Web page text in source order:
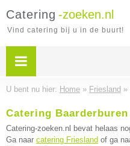
Catering -zoeken.nl
Vind catering bij u in de buurt!
U bent nu hier: Home » Friesland »
Catering Baarderburen
Catering-zoeken.nl bevat helaas
Ga naar catering Friesland of ga